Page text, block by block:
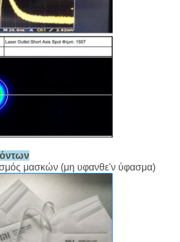
μασκών (μη υφανθε'ν ύφασμα)